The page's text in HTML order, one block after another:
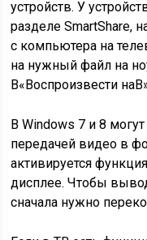
устройств. У
разделе SmartShare,
с компьютера на
на нужный файл на
В«Воспроизвести
В Windows 7 и 8
передачей видео в
активируется
дисплее. Чтобы
сначала нужно